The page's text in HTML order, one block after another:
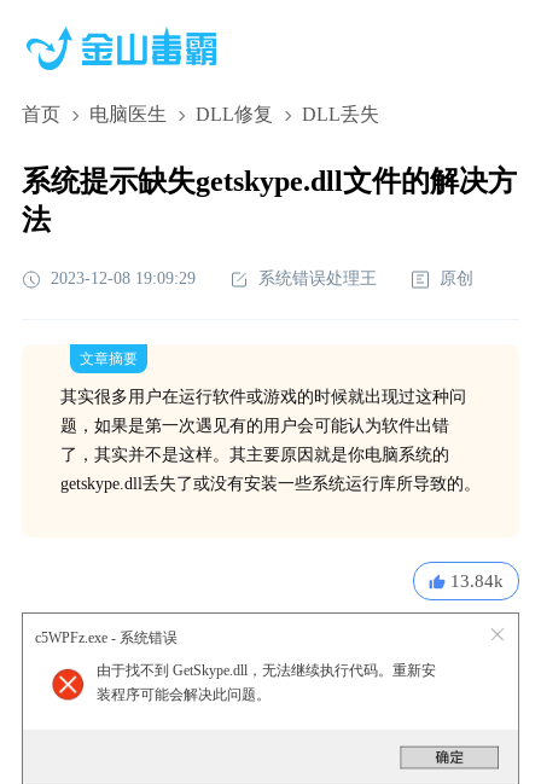
首页 电脑医生 DLL修复 DLL丢失
系统提示缺失getskype.dll文件的解决方
法
2023-12-08 19:09:29 系统错误处理王 原创
文章摘要
其实很多用户在运行软件或游戏的时候就出现过这种问
题，如果是第一次遇见有的用户会可能认为软件出错
了，其实并不是这样。其主要原因就是你电脑系统的
getskype.dll丢失了或没有安装一些系统运行库所导致的。
13.84k
c5WPFz.exe - 系统错误
由于找不到 GetSkype.dll，无法继续执行代码。重新安
装程序可能会解决此问题。